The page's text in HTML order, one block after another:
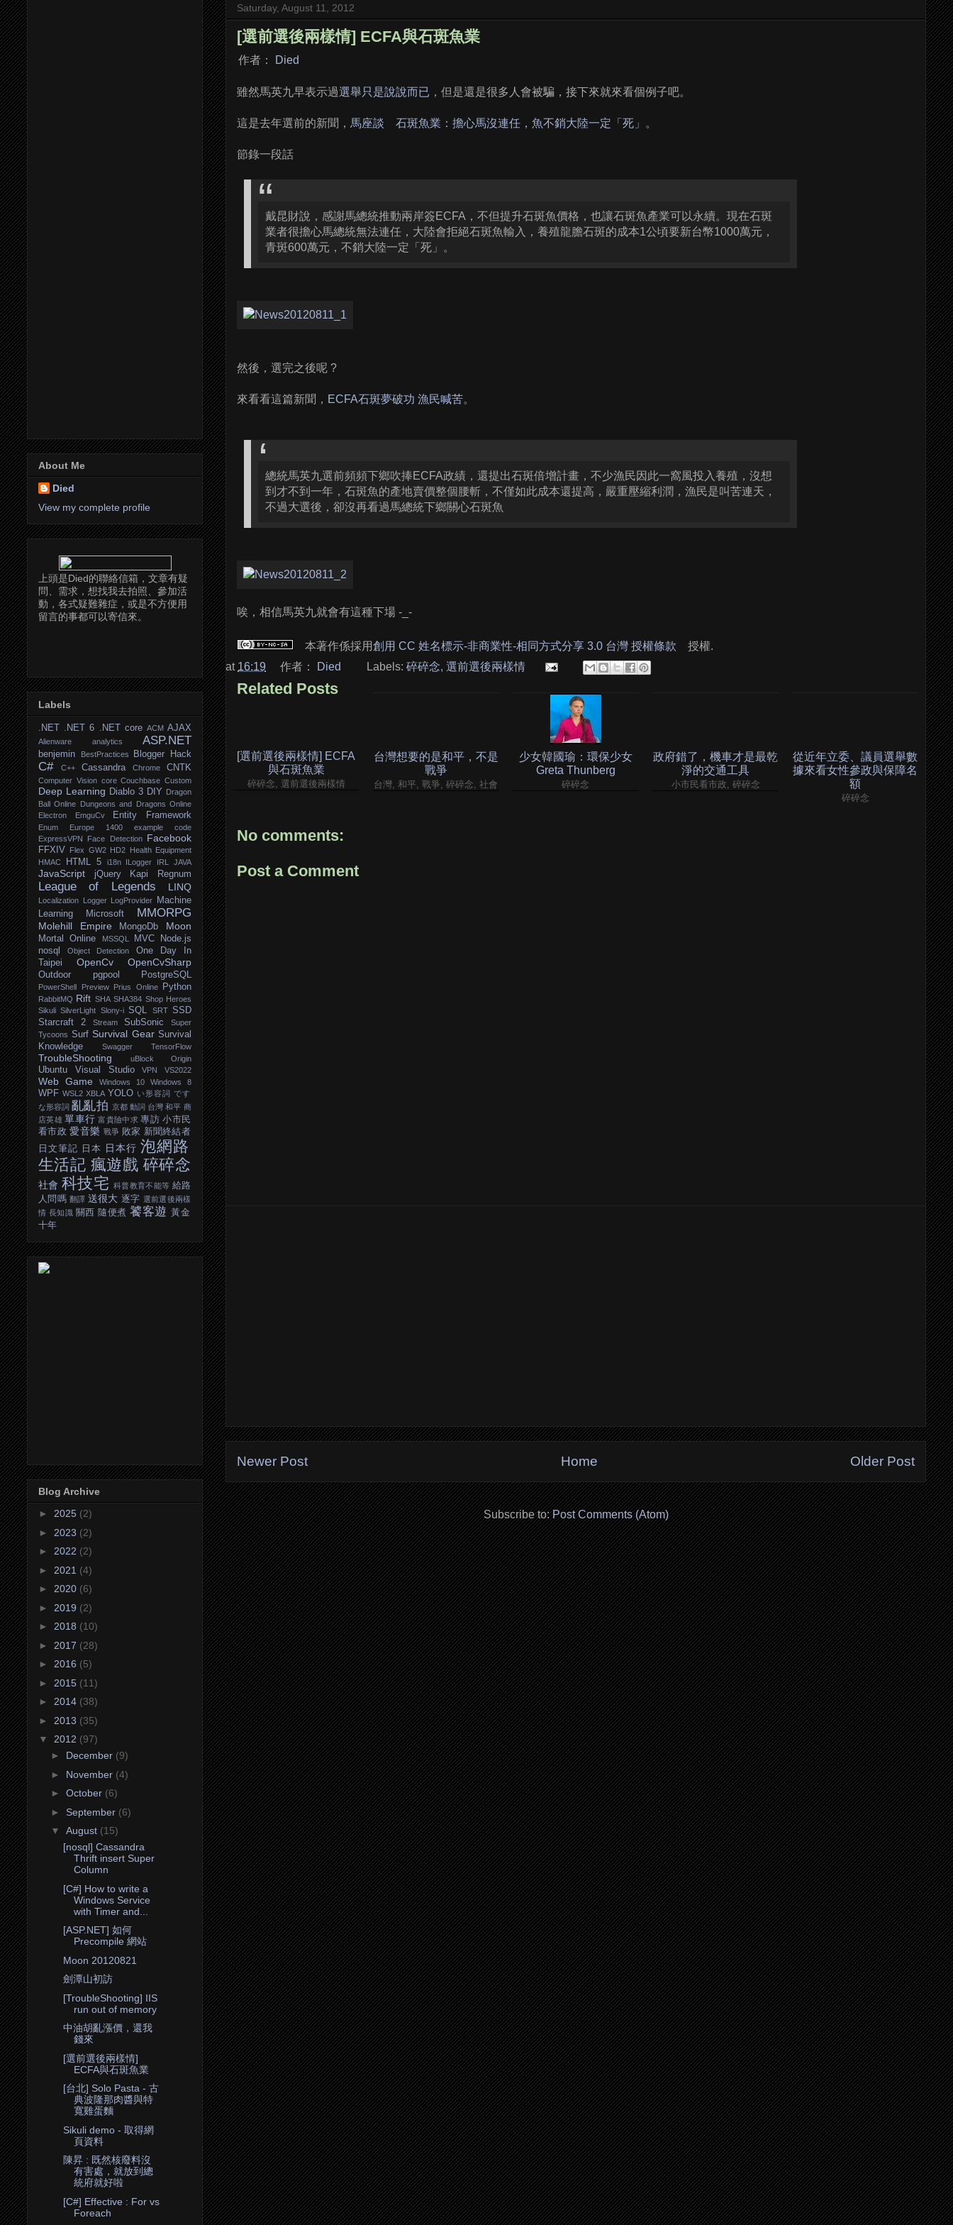
Saturday, August 11, 2012
[選前選後兩樣情] ECFA與石斑魚業
作者： Died
雖然馬英九早表示過選舉只是說說而已 ，但是還是很多人會被騙，接下來就來看個例子吧。
這是去年選前的新聞， 馬座談 石斑魚業：擔心馬沒連任，魚不銷大陸一定「死」 。
節錄一段話
戴昆財說，感謝馬總統推動兩岸簽ECFA，不但提升石斑魚價格，也讓石斑魚產業可以永續。現在石斑
業者很擔心馬總統無法連任，大陸會拒絕石斑魚輸入，養殖龍膽石斑的成本1公頃要新台幣1000萬元，
青斑600萬元，不銷大陸一定「死」。
然後，選完之後呢 ?
來看看這篇新聞， ECFA石斑夢破功 漁民喊苦。
總統馬英九選前頻頻下鄉吹捧ECFA政績，還提出石斑倍增計畫，不少漁民因此一窩風投入養殖，沒想
到才不到一年，石斑魚的產地賣價整個腰斬，不僅如此成本還提高，嚴重壓縮利潤，漁民是叫苦連天，
不過大選後，卻沒再看過馬總統下鄉關心石斑魚
唉，相信馬英九就會有這種下場 -_-
本著作係採用創用 CC 姓名標示-非商業性-相同方式分享 3.0 台灣 授權條款
授權.
at 16:19 作者： Died Labels: 碎碎念, 選前選後兩樣情
Related Posts
[選前選後兩樣情] ECFA
與石斑魚業
碎碎念, 選前選後兩樣情
台灣想要的是和平，不是
戰爭
台灣, 和平, 戰爭, 碎碎念, 社會
少女韓國瑜：環保少女
Greta Thunberg
碎碎念
政府錯了，機車才是最乾
淨的交通工具
小市民看市政, 碎碎念
從近年立委、議員選舉數
據來看女性參政與保障名
額
碎碎念
No comments:
Post a Comment
Newer Post Older Post
Home
Subscribe to:Post Comments (Atom)
About Me
Died
View my complete profile
上頭是Died的聯絡信箱，文章有疑
問、需求，想找我去拍照、參加活
動，各式疑難雜症，或是不方便用
留言的事都可以寄信來。
Labels
.NET .NET 6 .NET core ACM AJAX
Alienware analytics ASP.NET
benjemin BestPractices Blogger Hack
C# C++ Cassandra Chrome CNTK
Computer Vision core Couchbase Custom
Deep Learning Diablo 3 DIY Dragon
Ball Online Dungeons and Dragons Online
Electron
EmguCv Entity Framework
Enum Europe 1400
example code
ExpressVPN
Face Detection Facebook
FFXIV Flex GW2 HD2 Health Equipment
HMAC
HTML 5 i18n ILogger IRL JAVA
JavaScript jQuery Kapi Regnum
League of Legends LINQ
Localization Logger LogProvider
Machine
Learning
Microsoft MMORPG
Molehill Empire MongoDb Moon
Mortal Online MSSQL MVC
Node.js
nosql
Object Detection
One Day In
Taipei
OpenCv OpenCvSharp
Outdoor pgpool PostgreSQL
PowerShell Preview Prius Online Python
RabbitMQ Rift SHA SHA384 Shop Heroes
Sikuli SilverLight Slony-i SQL SRT SSD
Starcraft 2
Stream SubSonic
Super
Tycoons Surf Survival Gear Survival
Knowledge
Swagger TensorFlow
TroubleShooting uBlock Origin
Ubuntu Visual Studio VPN VS2022
Web Game Windows 10 Windows 8
WPF WSL2 XBLA YOLO い形容詞 です
な形容詞 亂亂拍 京都 動詞 台灣 和平 商
店英雄 單車行 富貴險中求 專訪 小市民
看市政 愛音樂 戰爭 敗家 新聞終結者
日文筆記
日本 日本行 泡網路
生活記 瘋遊戲 碎碎念
社會 科技宅 科普教育不能等 給路
人問嗎 翻譯 送很大 逐字 選前選後兩樣
情 長知識 關西 隨便煮 饕客遊 黃金
十年
Blog Archive
► 2025 (2)
► 2023 (2)
► 2022 (2)
► 2021 (4)
► 2020 (6)
► 2019 (2)
► 2018 (10)
► 2017 (28)
► 2016 (5)
► 2015 (11)
► 2014 (38)
► 2013 (35)
▼ 2012 (97)
► December (9)
► November (4)
► October (6)
► September (6)
▼ August (15)
[nosql] Cassandra
Thrift insert Super
Column
[C#] How to write a
Windows Service
with Timer and...
[ASP.NET] 如何
Precompile 網站
Moon 20120821
劍潭山初訪
[TroubleShooting] IIS
run out of memory
中油胡亂漲價，還我
錢來
[選前選後兩樣情]
ECFA與石斑魚業
[台北] Solo Pasta - 古
典波隆那肉醬與特
寬雞蛋麵
Sikuli demo - 取得網
頁資料
陳昇 : 既然核廢料沒
有害處，就放到總
統府就好啦
[C#] Effective : For vs
Foreach